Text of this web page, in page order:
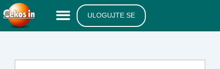
ULOGUJTE SE